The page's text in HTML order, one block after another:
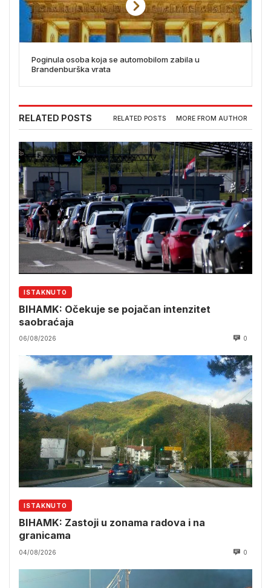
Poginula osoba koja se automobilom zabila u
Brandenburška vrata
RELATED POSTS RELATED POSTS MORE FROM AUTHOR
ISTAKNUTO
BIHAMK: Očekuje se pojačan intenzitet
saobraćaja
06/08/2026 0
ISTAKNUTO
BIHAMK: Zastoji u zonama radova i na
granicama
04/08/2026 0